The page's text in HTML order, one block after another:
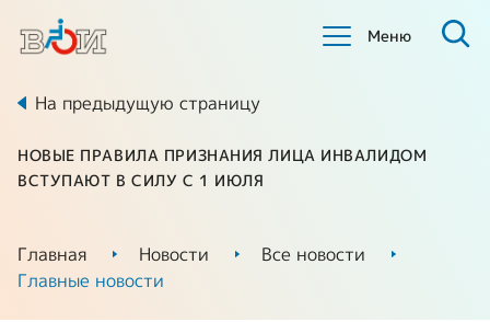
Меню
На предыдущую страницу
НОВЫЕ ПРАВИЛА ПРИЗНАНИЯ ЛИЦА ИНВАЛИДОМ
ВСТУПАЮТ В СИЛУ С 1 ИЮЛЯ
Главная Новости
Все новости
Главные новости